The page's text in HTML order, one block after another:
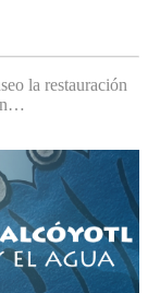
la restauración